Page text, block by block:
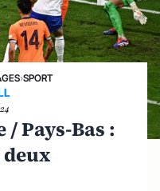
›SPORT
/ Pays-Bas :